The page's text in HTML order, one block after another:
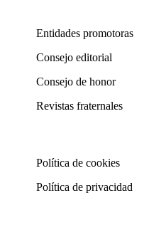
Entidades promotoras
Consejo editorial
Consejo de honor
Revistas fraternales
Política de cookies
Política de privacidad